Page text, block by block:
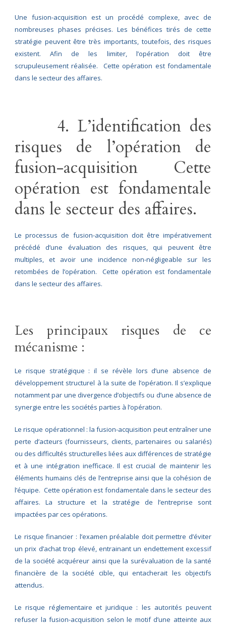
Une fusion-acquisition est un procédé complexe, avec de
nombreuses phases précises. Les bénéfices tirés de cette
stratégie peuvent être très importants, toutefois, des risques
existent. Afin de les limiter, l’opération doit être
scrupuleusement réalisée. Cette opération est fondamentale
dans le secteur des affaires.
4. L’identification des
risques de l’opération de
fusion-acquisition Cette
opération est fondamentale
dans le secteur des affaires.
Le processus de fusion-acquisition doit être impérativement
précédé d’une évaluation des risques, qui peuvent être
multiples, et avoir une incidence non-négligeable sur les
retombées de l’opération. Cette opération est fondamentale
dans le secteur des affaires.
Les principaux risques de ce
mécanisme :
Le risque stratégique : il se révèle lors d’une absence de
développement structurel à la suite de l’opération. Il s’explique
notamment par une divergence d’objectifs ou d’une absence de
synergie entre les sociétés parties à l’opération.
Le risque opérationnel : la fusion-acquisition peut entraîner une
perte d’acteurs (fournisseurs, clients, partenaires ou salariés)
ou des difficultés structurelles liées aux différences de stratégie
et à une intégration inefficace. Il est crucial de maintenir les
éléments humains clés de l’entreprise ainsi que la cohésion de
l’équipe. Cette opération est fondamentale dans le secteur des
affaires. La structure et la stratégie de l’entreprise sont
impactées par ces opérations.
Le risque financier : l’examen préalable doit permettre d’éviter
un prix d’achat trop élevé, entrainant un endettement excessif
de la société acquéreur ainsi que la surévaluation de la santé
financière de la société cible, qui entacherait les objectifs
attendus.
Le risque réglementaire et juridique : les autorités peuvent
refuser la fusion-acquisition selon le motif d’une atteinte aux